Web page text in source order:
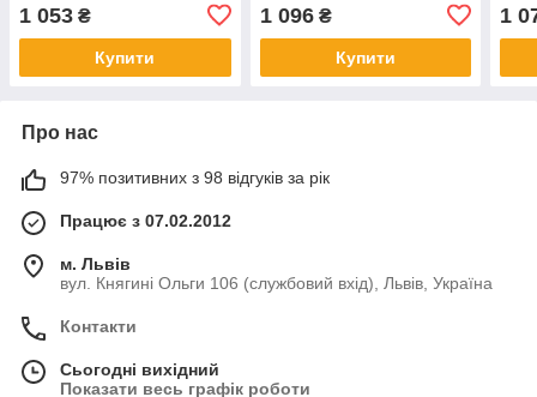
1 053 ₴
Купити
1 096₴
Купити
1
Про нас
97% позитивних з 98 відгуків за рік
Працює з 07.02.2012
м. Львів
вул. Княгині Ольги 106 (службовий вхід), Львів, Україна
Контакти
Сьогодні вихідний
Показати весь графік роботи